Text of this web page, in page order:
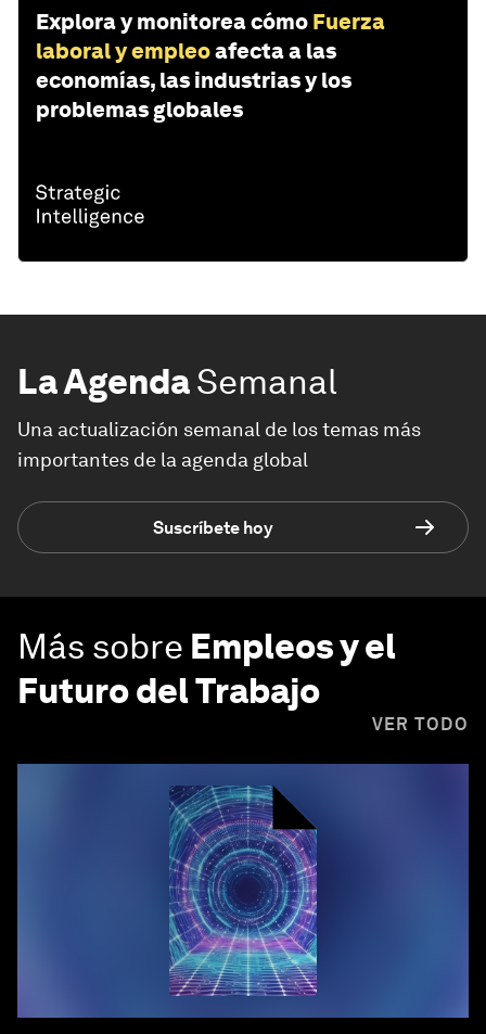
Explora y monitorea cómo Fuerza
laboral y empleoafecta a las
economías, las industrias y los
problemas globales
La AgendaSemanal
Una actualización semanal de los temas más
importantes de la agenda global
Suscríbete hoy
Más sobre Empleos y el
Futuro del Trabajo
VER TODO